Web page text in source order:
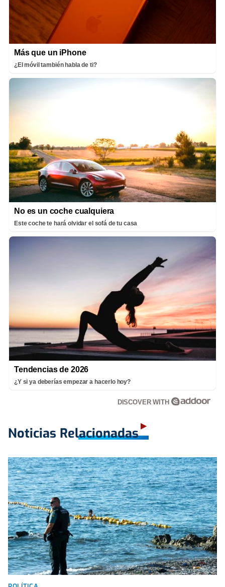
Más que un iPhone
¿El móvil también habla de ti?
No es un coche cualquiera
Este coche te hará olvidar el sofá de tu casa
Tendencias de 2026
¿Y si ya deberías empezar a hacerlo hoy?
DISCOVER WITH
Noticias Relacionadas